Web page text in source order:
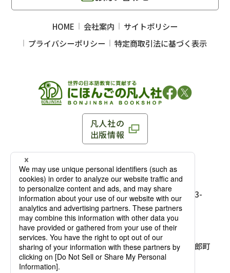
凡人社の
出版情報
〒102-0093 東京都千代田区平河町 1-3-13 8F
TEL：03-3263-3959／FAX：03-3263-3116
麹町店
〒102-0093 東京都千代田区平河町1-3-
13 8F［アクセス］
TEL：03-3239-8673／FAX：03-3263-
3116
大阪店
〒541-0056 大阪府大阪市中央区久太郎町
4-2-10
大西ビルディング 1階［
HOME 会社案内
サイトポリシー
プライバシーポリシー
特定商取引法に基づく表示